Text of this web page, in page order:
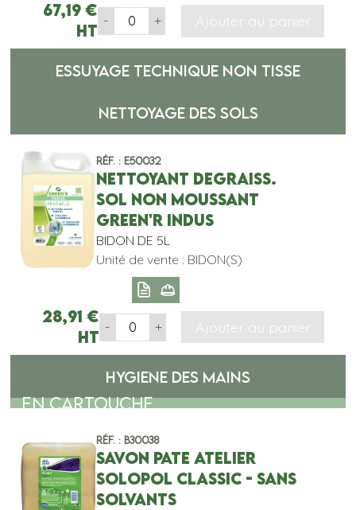
67,19€
HT
- + Ajouter au panier
ESSUYAGE TECHNIQUE NON TISSE
NETTOYAGE DES SOLS
Réf. : E50032
NETTOYANT DEGRAISS.
SOL NON MOUSSANT
GREEN'R INDUS
BIDON DE 5L
Unité de vente : BIDON(S)
28,91 €
HT
- + Ajouter au panier
HYGIENE DES MAINS
EN CARTOUCHE
Réf. : B30038
SAVON PATE ATELIER
SOLOPOL CLASSIC - SANS
SOLVANTS